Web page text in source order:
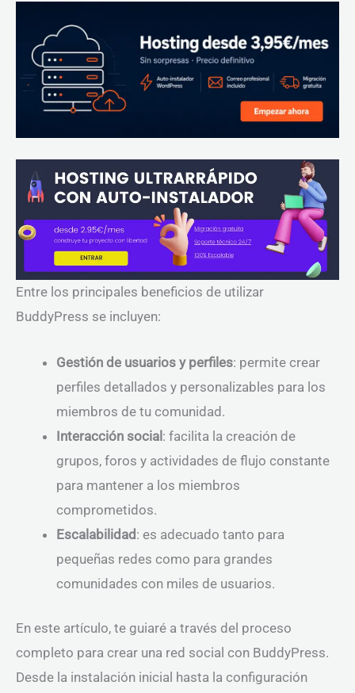
Entre los principales beneficios de utilizar
BuddyPress se incluyen:
Gestión de usuarios y perfiles: permite crear
perfiles detallados y personalizables para los
miembros de tu comunidad.
Interacción social: facilita la creación de
grupos, foros y actividades de flujo constante
para mantener a los miembros
comprometidos.
Escalabilidad: es adecuado tanto para
pequeñas redes como para grandes
comunidades con miles de usuarios.
En este artículo, te guiaré a través del proceso
completo para crear una red social con BuddyPress.
Desde la instalación inicial hasta la configuración